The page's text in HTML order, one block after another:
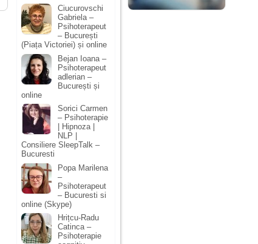
Ciucurovschi
Gabriela –
Psihoterapeut
– București
(Piața Victoriei) și online
Bejan Ioana –
Psihoterapeut
adlerian –
București și
online
Sorici Carmen
– Psihoterapie
| Hipnoza |
NLP |
Consiliere SleepTalk –
Bucuresti
Popa Marilena
–
Psihoterapeut
– Bucuresti si
online (Skype)
Hrițcu-Radu
Catinca –
Psihoterapie